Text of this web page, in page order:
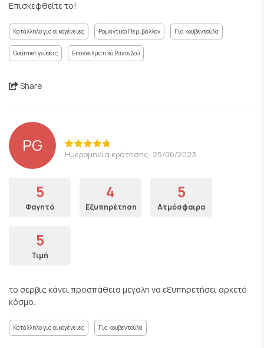
Επισκεφθείτε το!
Κατάλληλο για οικογένειες Ρομαντικό Περιβάλλον Για κουβεντούλα
Gourmet γεύσεις Επαγγελματικό Ραντεβού
Share
PG Ημερομηνία κράτησης: 25/06/2023
5
Φαγητό
4
Εξυπηρέτηση
5
Ατμόσφαιρα
5
Τιμή
το σερβις κάνει προσπάθεια μεγαλη να εξυπηρετήσει αρκετό
κόσμο.
Κατάλληλο για οικογένειες Για κουβεντούλα